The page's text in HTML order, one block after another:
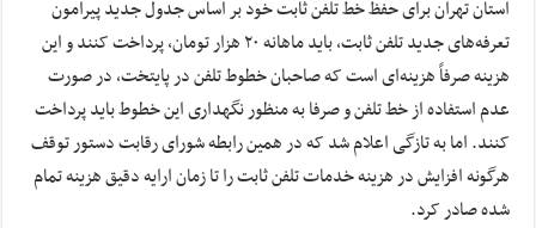
استان تهران برای حفظ خط تلفن ثابت خود بر اساس جدول جدید پیرامون
تعرفه‌های جدید تلفن ثابت، باید ماهانه ۲۰ هزار تومان، پرداخت کنند و این
هزینه صرفاً هزینه‌ای است که صاحبان خطوط تلفن در پایتخت، در صورت
عدم استفاده از خط تلفن و صرفا به منظور نگهداری این خطوط باید پرداخت
کنند. اما به تازگی اعلام شد که در همین رابطه شورای رقابت دستور توقف
هرگونه افزایش در هزینه خدمات تلفن ثابت را تا زمان ارایه دقیق هزینه تمام
شده صادر کرد.